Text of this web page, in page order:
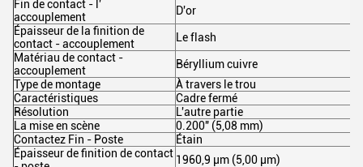
Fin de contact - l'
accouplement
D'or
Épaisseur de la finition de
contact - accouplement
Le flash
Matériau de contact -
accouplement
Béryllium cuivre
Type de montage
À travers le trou
Caractéristiques
Cadre fermé
Résolution
L'autre partie
La mise en scène
0.200" (5,08 mm)
Contactez Fin - Poste
Étain
Épaisseur de finition de contact 1960,9 μm (5,00 μm)